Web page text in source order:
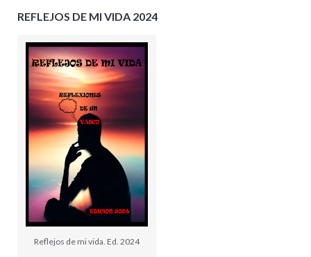
REFLEJOS DE MI VIDA 2024
Reflejos de mi vida. Ed. 2024